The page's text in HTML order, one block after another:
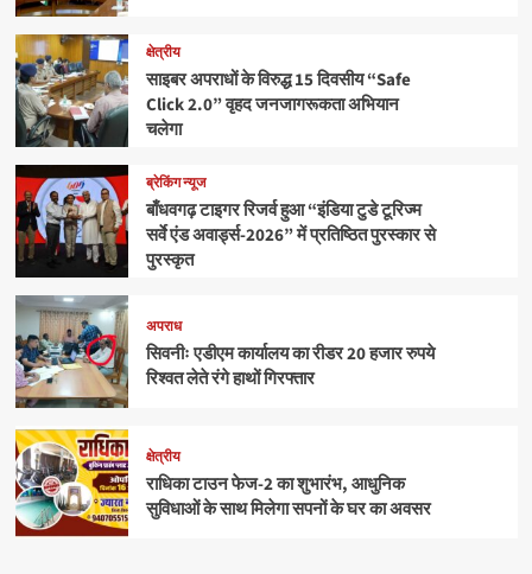
क्षेत्रीय
साइबर अपराधों के विरुद्ध 15 दिवसीय “Safe
Click 2.0” वृहद जनजागरूकता अभियान
चलेगा
ब्रेकिंग न्यूज
बाँधवगढ़ टाइगर रिजर्व हुआ “इंडिया टुडे टूरिज्म
सर्वे एंड अवार्ड्स-2026” में प्रतिष्ठित पुरस्कार से
पुरस्कृत
अपराध
सिवनीः एडीएम कार्यालय का रीडर 20 हजार रुपये
रिश्वत लेते रंगे हाथों गिरफ्तार
क्षेत्रीय
राधिका टाउन फेज-2 का शुभारंभ, आधुनिक
सुविधाओं के साथ मिलेगा सपनों के घर का अवसर